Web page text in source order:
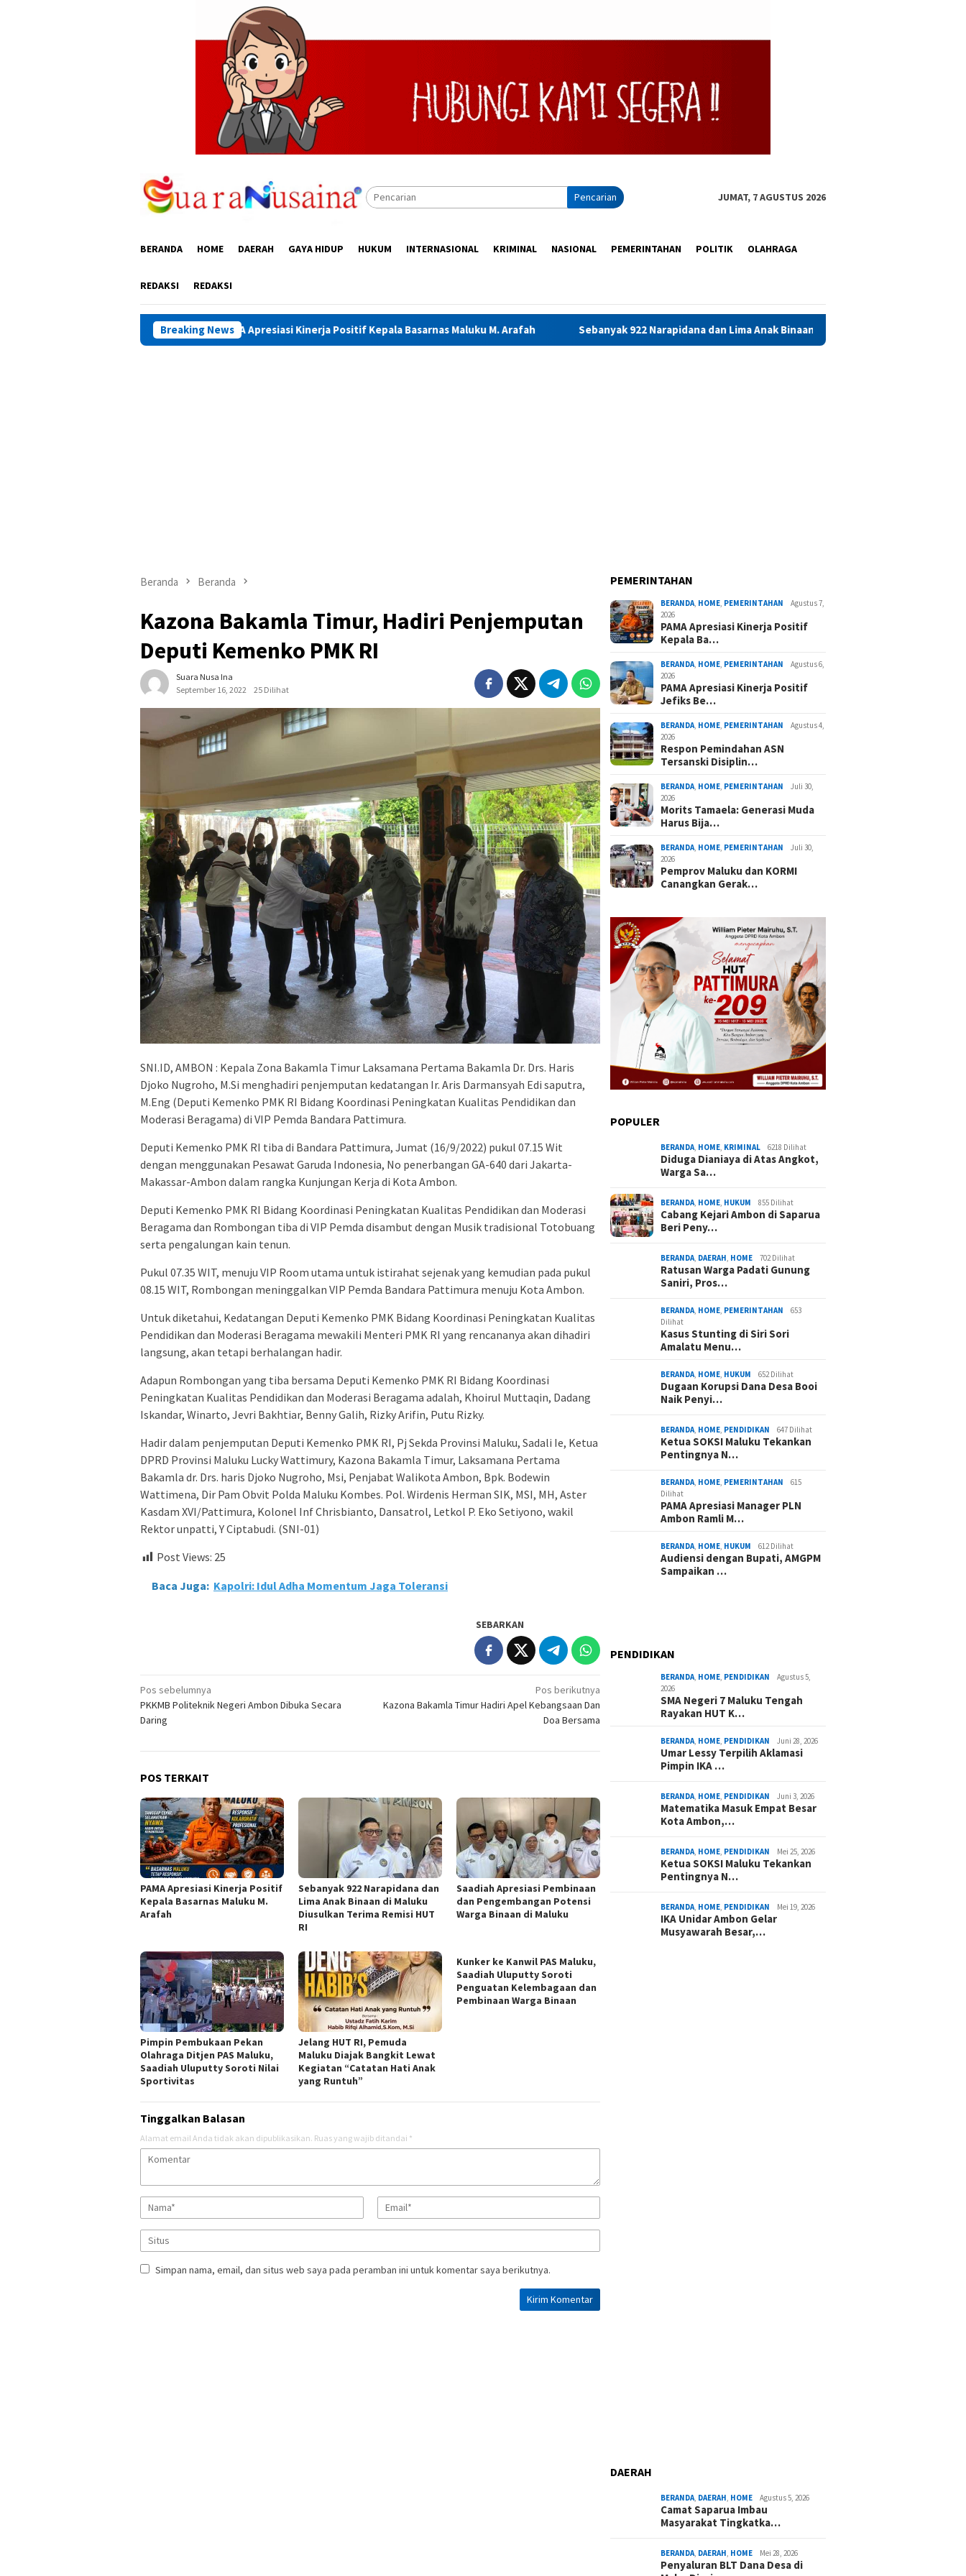
Pencarian JUMAT, 7 AGUSTUS 2026
BERANDA HOME DAERAH GAYA HIDUP HUKUM INTERNASIONAL KRIMINAL NASIONAL PEMERINTAHAN POLITIK OLAHRAGA
REDAKSI REDAKSI
Breaking News
PAMA Apresiasi Kinerja Positif Kepala Basarnas Maluku M. Arafah Sebanyak 922 Narapidana dan Lima Anak Binaan di Maluku Diusulkan Terima Remisi HUT RI
Beranda Beranda
Kazona Bakamla Timur, Hadiri Penjemputan
Deputi Kemenko PMK RI
Suara Nusa Ina
September 16, 2022
25 Dilihat
SNI.ID, AMBON : Kepala Zona Bakamla Timur Laksamana Pertama Bakamla Dr. Drs. Haris
Djoko Nugroho, M.Si menghadiri penjemputan kedatangan Ir. Aris Darmansyah Edi saputra,
M.Eng (Deputi Kemenko PMK RI Bidang Koordinasi Peningkatan Kualitas Pendidikan dan
Moderasi Beragama) di VIP Pemda Bandara Pattimura.
Deputi Kemenko PMK RI tiba di Bandara Pattimura, Jumat (16/9/2022) pukul 07.15 Wit
dengan menggunakan Pesawat Garuda Indonesia, No penerbangan GA-640 dari Jakarta-
Makassar-Ambon dalam rangka Kunjungan Kerja di Kota Ambon.
Deputi Kemenko PMK RI Bidang Koordinasi Peningkatan Kualitas Pendidikan dan Moderasi
Beragama dan Rombongan tiba di VIP Pemda disambut dengan Musik tradisional Totobuang
serta pengalungan kain tenun.
Pukul 07.35 WIT, menuju VIP Room utama untuk istirahat sejenak yang kemudian pada pukul
08.15 WIT, Rombongan meninggalkan VIP Pemda Bandara Pattimura menuju Kota Ambon.
Untuk diketahui, Kedatangan Deputi Kemenko PMK Bidang Koordinasi Peningkatan Kualitas
Pendidikan dan Moderasi Beragama mewakili Menteri PMK RI yang rencananya akan dihadiri
langsung, akan tetapi berhalangan hadir.
Adapun Rombongan yang tiba bersama Deputi Kemenko PMK RI Bidang Koordinasi
Peningkatan Kualitas Pendidikan dan Moderasi Beragama adalah, Khoirul Muttaqin, Dadang
Iskandar, Winarto, Jevri Bakhtiar, Benny Galih, Rizky Arifin, Putu Rizky.
Hadir dalam penjemputan Deputi Kemenko PMK RI, Pj Sekda Provinsi Maluku, Sadali Ie, Ketua
DPRD Provinsi Maluku Lucky Wattimury, Kazona Bakamla Timur, Laksamana Pertama
Bakamla dr. Drs. haris Djoko Nugroho, Msi, Penjabat Walikota Ambon, Bpk. Bodewin
Wattimena, Dir Pam Obvit Polda Maluku Kombes. Pol. Wirdenis Herman SIK, MSI, MH, Aster
Kasdam XVI/Pattimura, Kolonel Inf Chrisbianto, Dansatrol, Letkol P. Eko Setiyono, wakil
Rektor unpatti, Y Ciptabudi. (SNI-01)
Post Views: 25
Baca Juga: Kapolri: Idul Adha Momentum Jaga Toleransi
SEBARKAN
Navigasi
pos
Pos sebelumnya
PKKMB Politeknik Negeri Ambon Dibuka Secara
Daring
Pos berikutnya
Kazona Bakamla Timur Hadiri Apel Kebangsaan Dan
Doa Bersama
POS TERKAIT
PAMA Apresiasi Kinerja Positif
Kepala Basarnas Maluku M.
Arafah
Sebanyak 922 Narapidana dan
Lima Anak Binaan di Maluku
Diusulkan Terima Remisi HUT
RI
Saadiah Apresiasi Pembinaan
dan Pengembangan Potensi
Warga Binaan di Maluku
Pimpin Pembukaan Pekan
Olahraga Ditjen PAS Maluku,
Saadiah Uluputty Soroti Nilai
Sportivitas
Jelang HUT RI, Pemuda
Maluku Diajak Bangkit Lewat
Kegiatan “Catatan Hati Anak
yang Runtuh”
Kunker ke Kanwil PAS Maluku,
Saadiah Uluputty Soroti
Penguatan Kelembagaan dan
Pembinaan Warga Binaan
Tinggalkan Balasan
Alamat email Anda tidak akan dipublikasikan. Ruas yang wajib ditandai *
Simpan nama, email, dan situs web saya pada peramban ini untuk komentar saya berikutnya.
PEMERINTAHAN
BERANDA, HOME, PEMERINTAHAN
Agustus 7,
2026
PAMA Apresiasi Kinerja Positif
Kepala Ba…
BERANDA, HOME, PEMERINTAHAN
Agustus 6,
2026
PAMA Apresiasi Kinerja Positif
Jefiks Be…
BERANDA, HOME, PEMERINTAHAN
Agustus 4,
2026
Respon Pemindahan ASN
Tersanski Disiplin…
BERANDA, HOME, PEMERINTAHAN
Juli 30,
2026
Morits Tamaela: Generasi Muda
Harus Bija…
BERANDA, HOME, PEMERINTAHAN
Juli 30,
2026
Pemprov Maluku dan KORMI
Canangkan Gerak…
POPULER
BERANDA HOME KRIMINAL 6218 Dilihat
Diduga Dianiaya di Atas Angkot,
Warga Sa…
BERANDA HOME HUKUM 855 Dilihat
Cabang Kejari Ambon di Saparua
Beri Peny…
BERANDA DAERAH HOME 702 Dilihat
Ratusan Warga Padati Gunung
Saniri, Pros…
BERANDA HOME PEMERINTAHAN
653
Dilihat
Kasus Stunting di Siri Sori
Amalatu Menu…
BERANDA HOME HUKUM 652 Dilihat
Dugaan Korupsi Dana Desa Booi
Naik Penyi…
BERANDA HOME PENDIDIKAN 647 Dilihat
Ketua SOKSI Maluku Tekankan
Pentingnya N…
BERANDA HOME PEMERINTAHAN
615
Dilihat
PAMA Apresiasi Manager PLN
Ambon Ramli M…
BERANDA HOME HUKUM 612 Dilihat
Audiensi dengan Bupati, AMGPM
Sampaikan …
PENDIDIKAN
BERANDA HOME PENDIDIKAN
Agustus 5,
2026
SMA Negeri 7 Maluku Tengah
Rayakan HUT K…
BERANDA HOME PENDIDIKAN Juni 28, 2026
Umar Lessy Terpilih Aklamasi
Pimpin IKA …
BERANDA HOME PENDIDIKAN Juni 3, 2026
Matematika Masuk Empat Besar
Kota Ambon,…
BERANDA HOME PENDIDIKAN Mei 25, 2026
Ketua SOKSI Maluku Tekankan
Pentingnya N…
BERANDA HOME PENDIDIKAN Mei 19, 2026
IKA Unidar Ambon Gelar
Musyawarah Besar,…
DAERAH
BERANDA DAERAH HOME Agustus 5, 2026
Camat Saparua Imbau
Masyarakat Tingkatka…
BERANDA DAERAH HOME Mei 28, 2026
Penyaluran BLT Dana Desa di